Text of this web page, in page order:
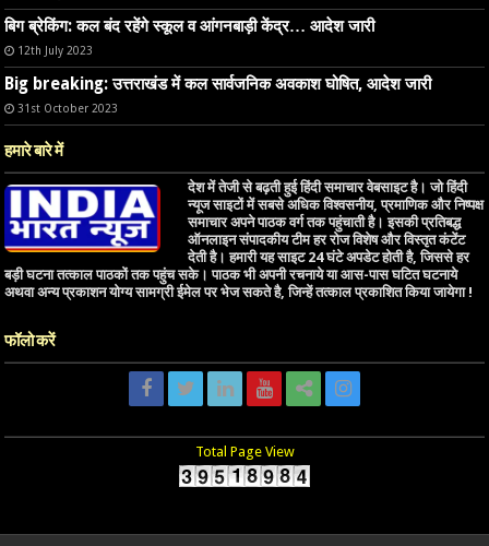
बिग ब्रेकिंग: कल बंद रहेंगे स्कूल व आंगनबाड़ी केंद्र… आदेश जारी
12th July 2023
Big breaking: उत्तराखंड में कल सार्वजनिक अवकाश घोषित, आदेश जारी
31st October 2023
हमारे बारे में
देश में तेजी से बढ़ती हुई हिंदी समाचार वेबसाइट है। जो हिंदी
न्यूज साइटों में सबसे अधिक विश्वसनीय, प्रमाणिक और निष्पक्ष
समाचार अपने पाठक वर्ग तक पहुंचाती है। इसकी प्रतिबद्ध
ऑनलाइन संपादकीय टीम हर रोज विशेष और विस्तृत कंटेंट
देती है। हमारी यह साइट 24 घंटे अपडेट होती है, जिससे हर
बड़ी घटना तत्काल पाठकों तक पहुंच सके। पाठक भी अपनी रचनाये या आस-पास घटित घटनाये
अथवा अन्य प्रकाशन योग्य सामग्री ईमेल पर भेज सकते है, जिन्हें तत्काल प्रकाशित किया जायेगा !
फॉलो करें
Total Page View